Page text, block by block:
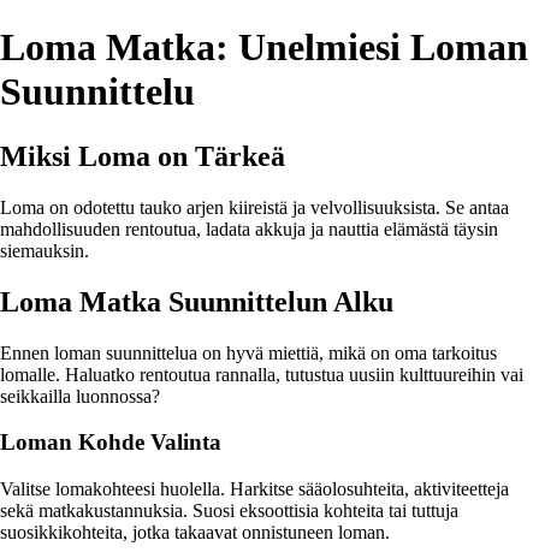
Loma Matka: Unelmiesi Loman
Suunnittelu
Miksi Loma on Tärkeä
Loma on odotettu tauko arjen kiireistä ja velvollisuuksista. Se antaa
mahdollisuuden rentoutua, ladata akkuja ja nauttia elämästä täysin
siemauksin.
Loma Matka Suunnittelun Alku
Ennen loman suunnittelua on hyvä miettiä, mikä on oma tarkoitus
lomalle. Haluatko rentoutua rannalla, tutustua uusiin kulttuureihin vai
seikkailla luonnossa?
Loman Kohde Valinta
Valitse lomakohteesi huolella. Harkitse sääolosuhteita, aktiviteetteja
sekä matkakustannuksia. Suosi eksoottisia kohteita tai tuttuja
suosikkikohteita, jotka takaavat onnistuneen loman.